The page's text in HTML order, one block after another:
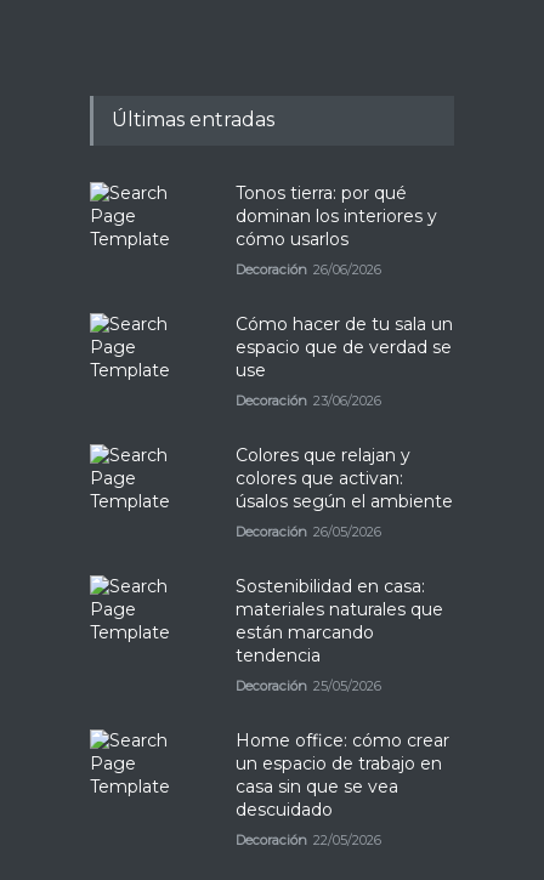
Últimas entradas
Tonos tierra: por qué
dominan los interiores y
cómo usarlos
Decoración 26/06/2026
Cómo hacer de tu sala un
espacio que de verdad se
use
Decoración 23/06/2026
Colores que relajan y
colores que activan:
úsalos según el ambiente
Decoración 26/05/2026
Sostenibilidad en casa:
materiales naturales que
están marcando
tendencia
Decoración 25/05/2026
Home office: cómo crear
un espacio de trabajo en
casa sin que se vea
descuidado
Decoración 22/05/2026